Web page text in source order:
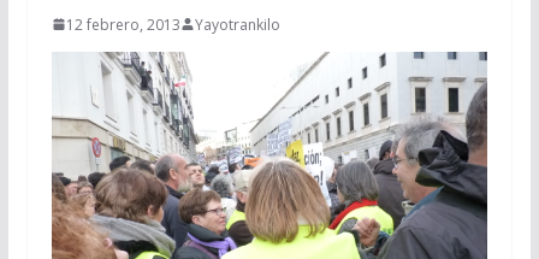
12 febrero, 2013 Yayotrankilo